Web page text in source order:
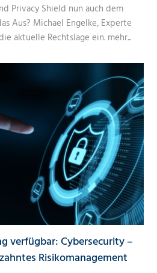
Privacy Shield nun auch dem
Aus? Michael Engelke, Experte
aktuelle Rechtslage ein. mehr...
verfügbar: Cybersecurity –
Risikomanagement